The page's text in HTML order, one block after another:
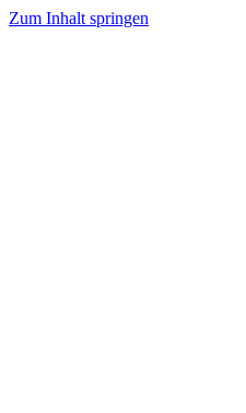
Zum Inhalt springen